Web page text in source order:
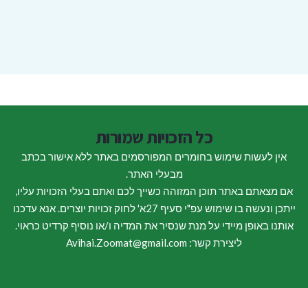
כל הזכויות שמורות
אין לעשות שימוש בחומרים המפורסמים באתר ללא אישור בכתב
מבעלי האתר.
אם מצאתם באתר תוכן המזוהה כשייך לכם ואתם בעלי הזכויות עליו,
ייתכן ונעשה בו שימוש עפ"י סעיף 27א' לחוק זכויות יוצרים. אנא עדכנו
אותנו באופן מיידי על מנת שנסיר את המדיה ו/או נוסיף קרדיט כראוי.
ליצירת קשר: Avihai.Zoomat@gmail.com